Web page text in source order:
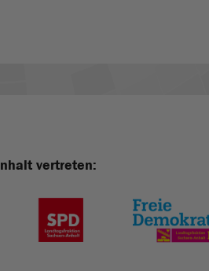
vertreten: